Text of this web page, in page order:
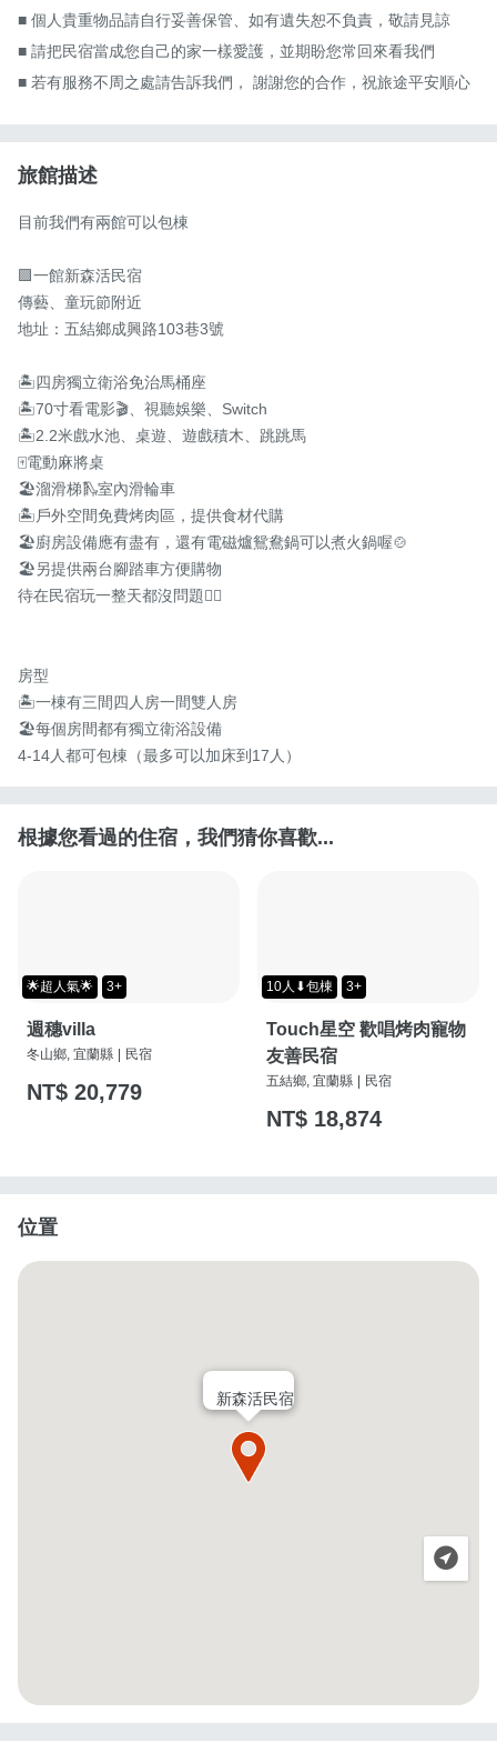
■ 個人貴重物品請自行妥善保管、如有遺失恕不負責，敬請見諒
■ 請把民宿當成您自己的家一樣愛護，並期盼您常回來看我們
■ 若有服務不周之處請告訴我們， 謝謝您的合作，祝旅途平安順心
旅館描述
目前我們有兩館可以包棟
🟪一館新森活民宿
傳藝、童玩節附近
地址：五結鄉成興路103巷3號
🏝️四房獨立衛浴免治馬桶座
🏝️70寸看電影🎬、視聽娛樂、Switch
🏝️2.2米戲水池、桌遊、遊戲積木、跳跳馬
🀄️電動麻將桌
🏖️溜滑梯🛝室內滑輪車
🏝️戶外空間免費烤肉區，提供食材代購
🏖️廚房設備應有盡有，還有電磁爐鴛鴦鍋可以煮火鍋喔🍲
🏖️另提供兩台腳踏車方便購物
待在民宿玩一整天都沒問題👍🏻
房型
🏝️一棟有三間四人房一間雙人房
🏖️每個房間都有獨立衛浴設備
4-14人都可包棟（最多可以加床到17人）
根據您看過的住宿，我們猜你喜歡...
🌟超人氣🌟 3+
週穗villa
冬山鄉, 宜蘭縣 | 民宿
NT$ 20,779
10人⬇包棟 3+
Touch星空 歡唱烤肉寵物
友善民宿
五結鄉, 宜蘭縣 | 民宿
NT$ 18,874
位置
新森活民宿